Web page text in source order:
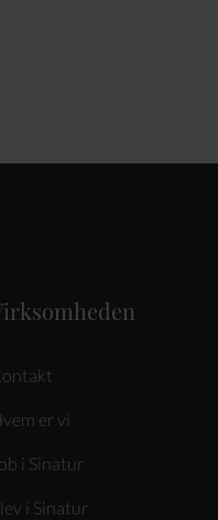
er vi
i Sinatur
i Sinatur